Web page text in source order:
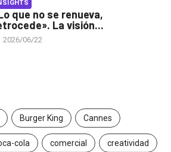
que no se renueva,
La visión...
2026/06/22
Burger King Cannes
cola comercial creatividad